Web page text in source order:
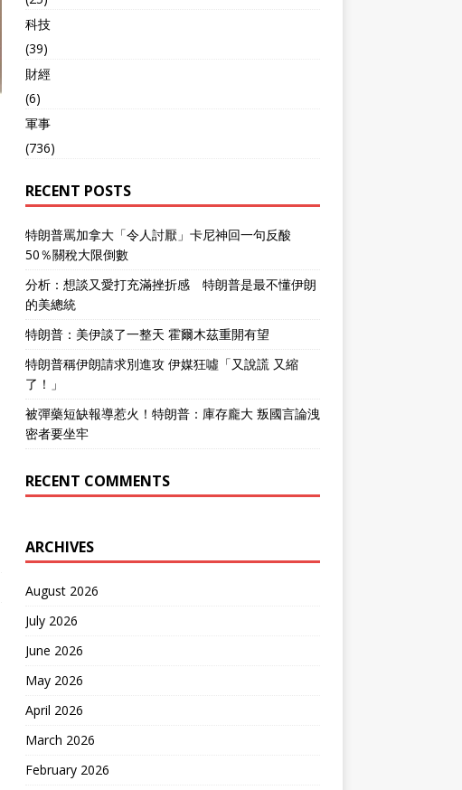
科技
(39)
財經
(6)
軍事
(736)
RECENT POSTS
特朗普罵加拿大「令人討厭」卡尼神回一句反酸
50％關稅大限倒數
分析：想談又愛打充滿挫折感 特朗普是最不懂伊朗
的美總統
特朗普：美伊談了一整天 霍爾木茲重開有望
特朗普稱伊朗請求別進攻 伊媒狂噓「又說謊 又縮
了！」
被彈藥短缺報導惹火！特朗普：庫存龐大 叛國言論洩
密者要坐牢
RECENT COMMENTS
ARCHIVES
August 2026
July 2026
June 2026
May 2026
April 2026
March 2026
February 2026